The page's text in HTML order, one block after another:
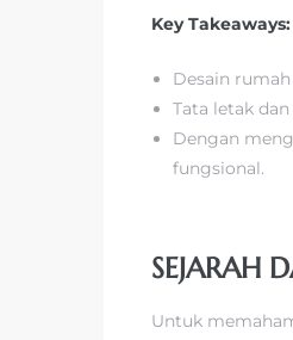
Key Takeaways:
Desain
Tata letak
Dengan
fungsional.
SEJARAH
Untuk